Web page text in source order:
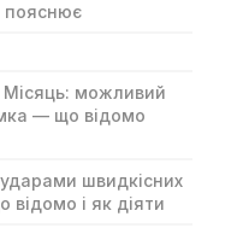
пояснює
Місяць: можливий
— що відомо
швидкісних
відомо і як діяти